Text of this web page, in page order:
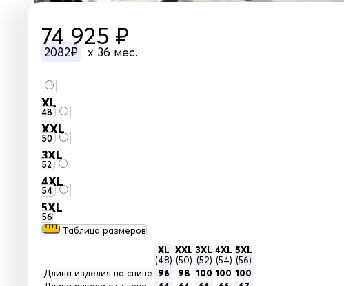
74 925 ₽
2082₽ x 36 мес.
XL
48
XXL
50
3XL
52
4XL
54
5XL
56
Таблица размеров
XL
(48)
XXL
(50)
3XL
(52)
4XL
(54)
5XL
(56)
Длина изделия по спине
96 98 100 100 100